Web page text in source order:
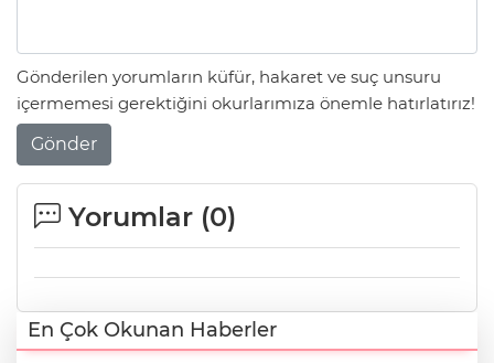
Gönderilen yorumların küfür, hakaret ve suç unsuru
içermemesi gerektiğini okurlarımıza önemle hatırlatırız!
Gönder
Yorumlar (0)
En Çok Okunan Haberler